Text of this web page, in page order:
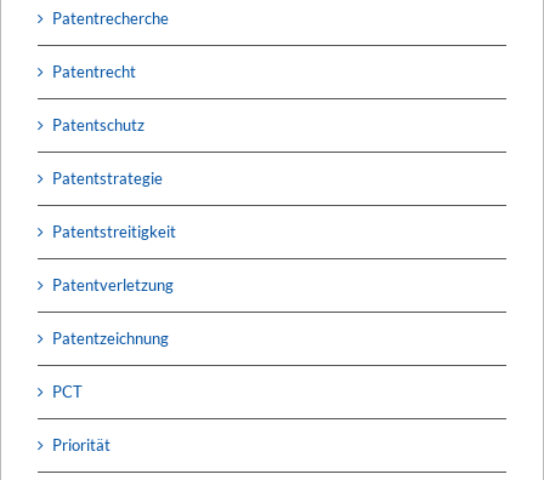
Patentrecherche
Patentrecht
Patentschutz
Patentstrategie
Patentstreitigkeit
Patentverletzung
Patentzeichnung
PCT
Priorität